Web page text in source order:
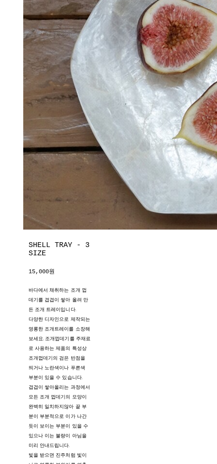
SHELL TRAY - 3
SIZE
15,000원
바다에서 채취하는 조개 껍
데기를 겹겹이 쌓아 올려 만
든 조개 트레이입니다.
다양한 디자인으로 제작되는
영롱한 조개트레이를 소장해
보세요. 조개껍데기를 주재료
로 사용하는 제품의 특성상
조개껍데기의 검은 반점을
띄거나 노란색이나 푸른색
부분이 있을 수 있습니다.
겹겹이 쌓아올리는 과정에서
모든 조개 껍데기의 모양이
완벽히 일치하지않아 끝 부
분이 부분적으로 이가 나간
듯이 보이는 부분이 있을 수
있으나 이는 불량이 아님을
미리 안내드립니다.
빛을 받으면 진주처럼 빛이